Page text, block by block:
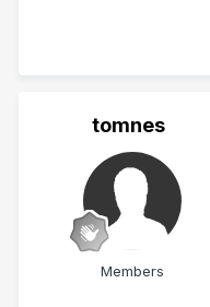
tomnes
Members